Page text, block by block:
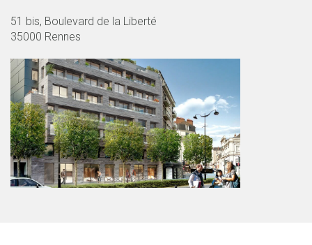
51 bis, Boulevard de la Liberté
35000 Rennes